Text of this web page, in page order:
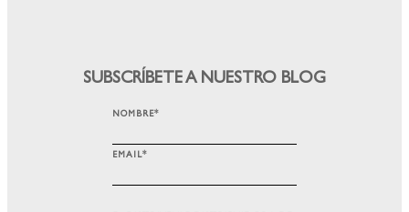
SUBSCRÍBETE A NUESTRO BLOG
NOMBRE*
EMAIL*